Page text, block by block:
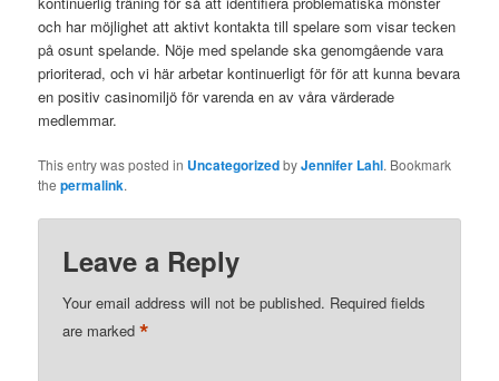
och har möjlighet att aktivt kontakta till spelare som visar tecken
på osunt spelande. Nöje med spelande ska genomgående vara
prioriterad, och vi här arbetar kontinuerligt för för att kunna bevara
en positiv casinomiljö för varenda en av våra värderade
medlemmar.
This entry was posted in UncategorizedbyJennifer Lahl. Bookmark
thepermalink.
Leave a Reply
Your email address will not be published. Required fields
are marked*